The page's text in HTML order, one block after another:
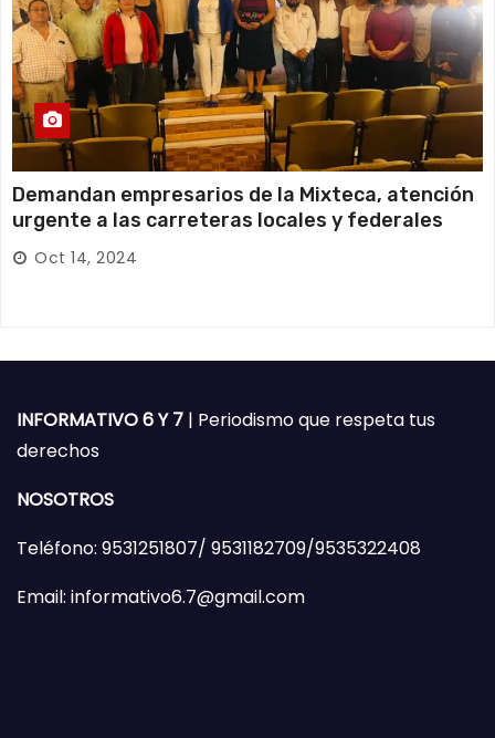
Demandan empresarios de la Mixteca, atención
urgente a las carreteras locales y federales
Oct 14, 2024
INFORMATIVO 6 Y 7 | Periodismo que respeta tus
derechos
NOSOTROS
Teléfono: 9531251807/ 9531182709/9535322408
Email: informativo6.7@gmail.com